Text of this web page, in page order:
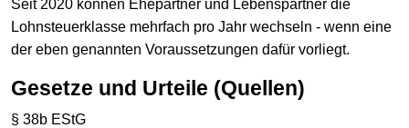
Seit 2020 können Ehepartner und Lebenspartner die
Lohnsteuerklasse mehrfach pro Jahr wechseln - wenn eine
der eben genannten Voraussetzungen dafür vorliegt.
Gesetze und Urteile (Quellen)
§ 38b EStG